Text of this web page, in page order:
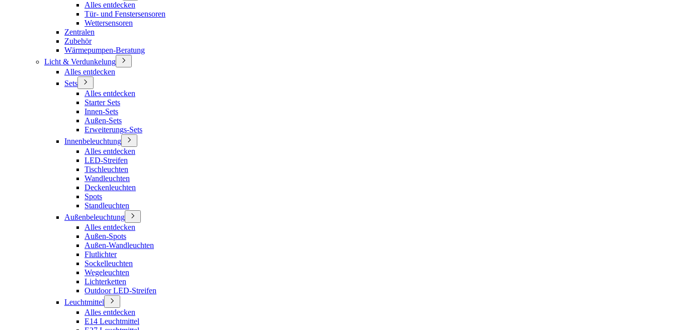
Alles entdecken
Tür- und Fenstersensoren
Wettersensoren
Zentralen
Zubehör
Wärmepumpen-Beratung
Licht & Verdunkelung
Alles entdecken
Sets
Alles entdecken
Starter Sets
Innen-Sets
Außen-Sets
Erweiterungs-Sets
Innenbeleuchtung
Alles entdecken
LED-Streifen
Tischleuchten
Wandleuchten
Deckenleuchten
Spots
Standleuchten
Außenbeleuchtung
Alles entdecken
Außen-Spots
Außen-Wandleuchten
Flutlichter
Sockelleuchten
Wegeleuchten
Lichterketten
Outdoor LED-Streifen
Leuchtmittel
Alles entdecken
E14 Leuchtmittel